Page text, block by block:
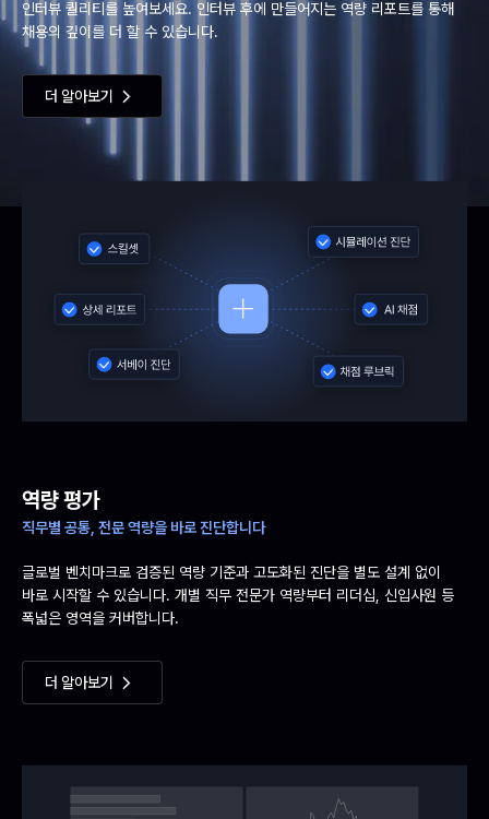
인터뷰 퀄리티를 높여보세요. 인터뷰 후에 만들어지는 역량 리포트를 통해
채용의 깊이를 더 할 수 있습니다.
더 알아보기
역량 평가
직무별 공통, 전문 역량을 바로 진단합니다
글로벌 벤치마크로 검증된 역량 기준과 고도화된 진단을 별도 설계 없이
바로 시작할 수 있습니다. 개별 직무 전문가 역량부터 리더십, 신입사원 등
폭넓은 영역을 커버합니다.
더 알아보기